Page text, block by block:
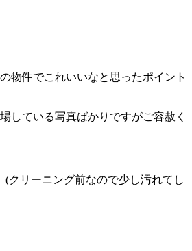
物件でこれいいなと思ったポイント
している写真ばかりですがご容赦く
(クリーニング前なので少し汚れてし